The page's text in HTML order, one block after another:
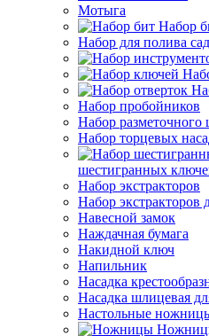
Мотыга
Набор
Набор для полива
Набор пробойников
Набор разметочного
Набор торцевых
шестигранных
Набор экстракторов
Набор экстракторов
Навесной замок
Наждачная бумага
Накидной ключ
Напильник
Насадка
Насадка шлицевая
Настольные